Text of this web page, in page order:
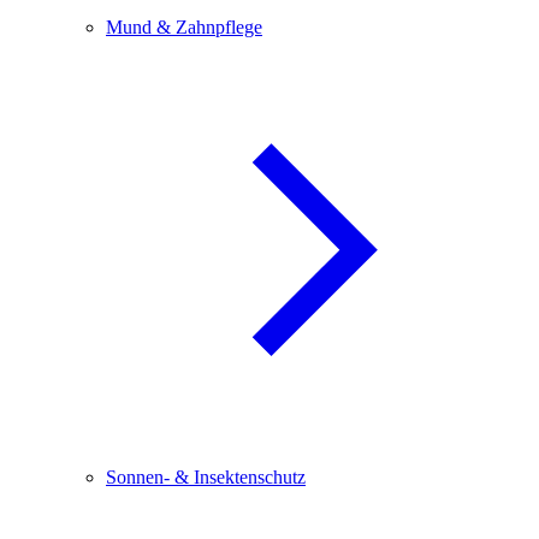
Mund & Zahnpflege
Sonnen- & Insektenschutz